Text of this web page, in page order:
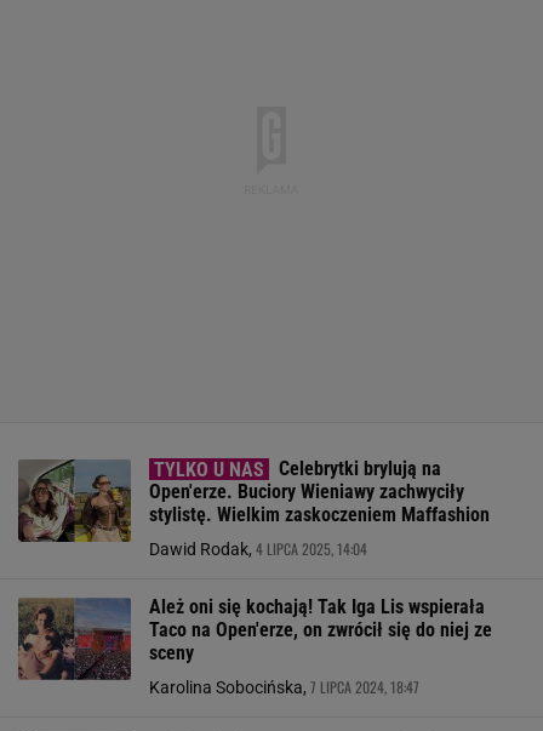
Celebrytki brylują na
Open'erze. Buciory Wieniawy zachwyciły
stylistę. Wielkim zaskoczeniem Maffashion
Dawid Rodak, 4 LIPCA 2025, 14:04
Ależ oni się kochają! Tak Iga Lis wspierała
Taco na Open'erze, on zwrócił się do niej ze
sceny
Karolina Sobocińska, 7 LIPCA 2024, 18:47